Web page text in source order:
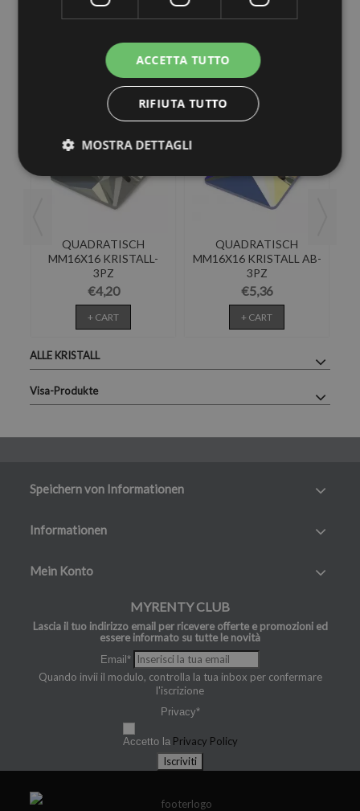
30 andere Produkte derselben Kategorie:
QUADRATISCH
MM16X16 KRISTALL-
3PZ
€4,20
+ CART
QUADRATISCH
MM16X16 KRISTALL AB-
3PZ
€5,36
+ CART
ALLE KRISTALL
Visa-Produkte
Speichern von Informationen
Informationen
Mein Konto
MYRENTY CLUB
Lascia il tuo indirizzo email per ricevere offerte e promozioni ed
essere informato su tutte le novità
Email*
Quando invii il modulo, controlla la tua inbox per confermare
l'iscrizione
Privacy*
Accetto la Privacy Policy
Iscriviti
ACCETTA TUTTO
RIFIUTA TUTTO
MOSTRA DETTAGLI